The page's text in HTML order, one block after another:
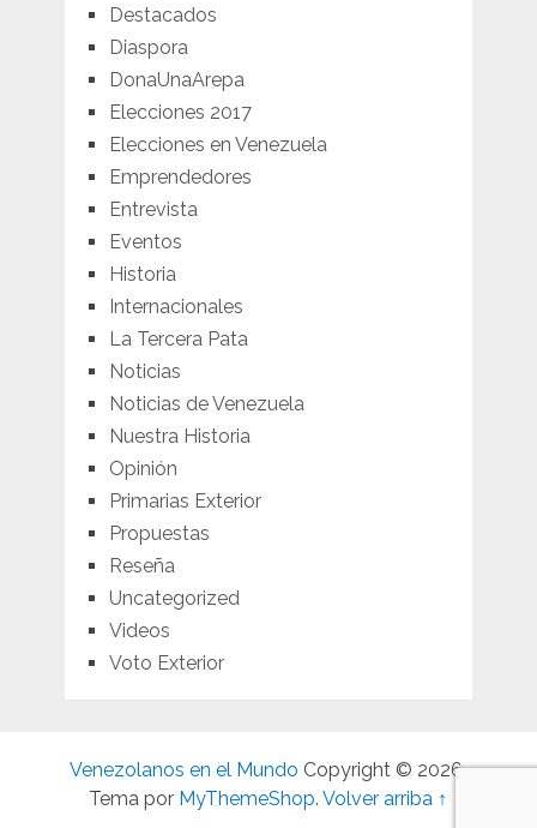
Destacados
Diaspora
DonaUnaArepa
Elecciones 2017
Elecciones en Venezuela
Emprendedores
Entrevista
Eventos
Historia
Internacionales
La Tercera Pata
Noticias
Noticias de Venezuela
Nuestra Historia
Opinión
Primarias Exterior
Propuestas
Reseña
Uncategorized
Videos
Voto Exterior
Venezolanos en el Mundo Copyright © 2026.
Tema por MyThemeShop.Volver arriba ↑